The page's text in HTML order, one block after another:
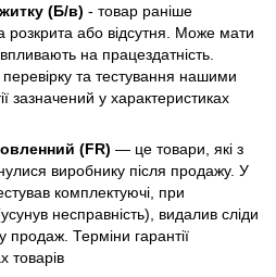
(Б/в) - товар раніше
розкрита або відсутня. Може мати
на працездатність.
та тестування нашими
зазначений у характеристиках
(FR) — це товари, які з
виробнику після продажу. У
комплектуючі, при
несправність), видалив сліди
продаж. Терміни гарантії
товарів